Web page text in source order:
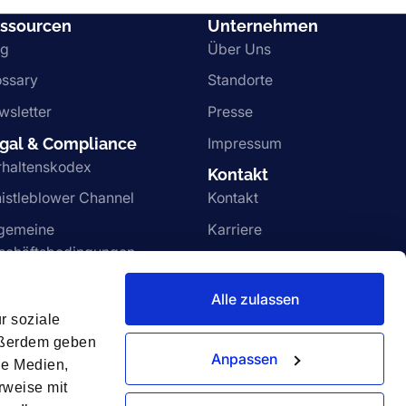
soziale
geben
Medien,
mit
Alle zulassen
Anpassen
& Compliance
Channel
Unternehmen
Über Uns
Standorte
Presse
Impressum
Kontakt
Kontakt
Karriere